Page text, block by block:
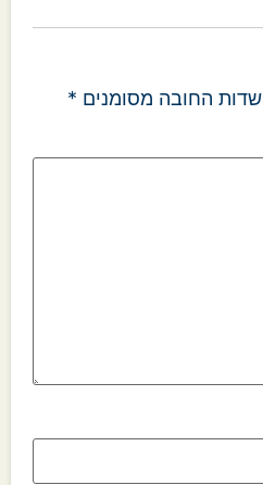
שדות החובה מסומנים *